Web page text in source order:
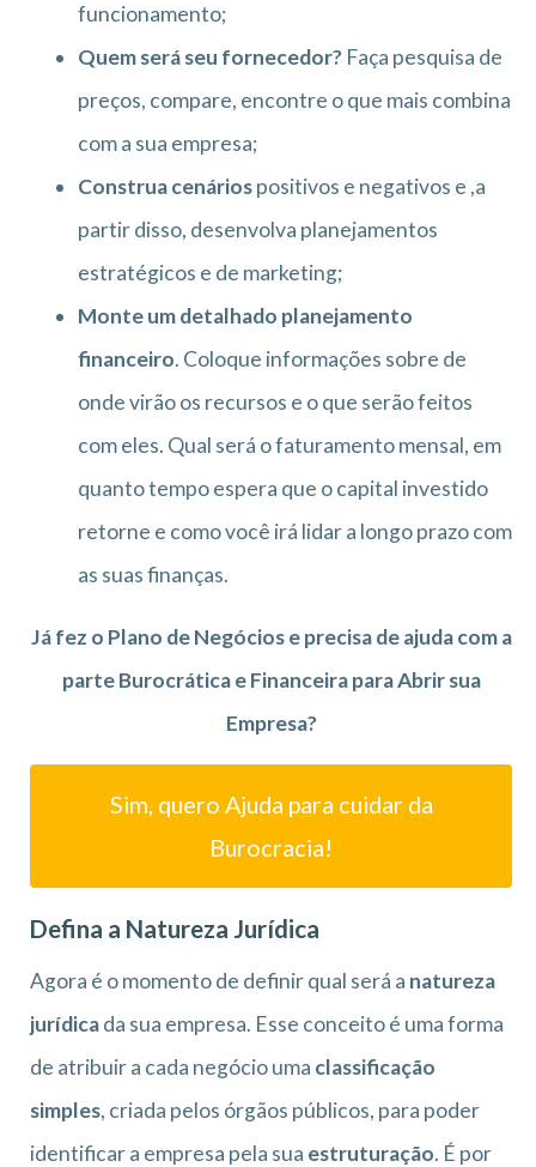
funcionamento;
Quem será seu fornecedor? Faça pesquisa de
preços, compare, encontre o que mais combina
com a sua empresa;
Construa cenáriospositivos e negativos e ,a
partir disso, desenvolva planejamentos
estratégicos e de marketing;
Monte um detalhado planejamento
financeiro. Coloque informações sobre de
onde virão os recursos e o que serão feitos
com eles. Qual será o faturamento mensal, em
quanto tempo espera que o capital investido
retorne e como você irá lidar a longo prazo com
as suas finanças.
Já fez o Plano de Negócios e precisa de ajuda com a
parte Burocrática e Financeira para Abrir sua
Empresa?
Sim, quero Ajuda para cuidar da
Burocracia!
Defina a Natureza Jurídica
Agora é o momento de definir qual será a natureza
jurídicada sua empresa. Esse conceito é uma forma
de atribuir a cada negócio uma classificação
simples, criada pelos órgãos públicos, para poder
identificar a empresa pela sua estruturação. É por